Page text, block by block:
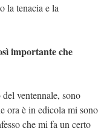
la tenacia e la
importante che
ventennale, sono
ora è in edicola mi sono
che mi fa un certo